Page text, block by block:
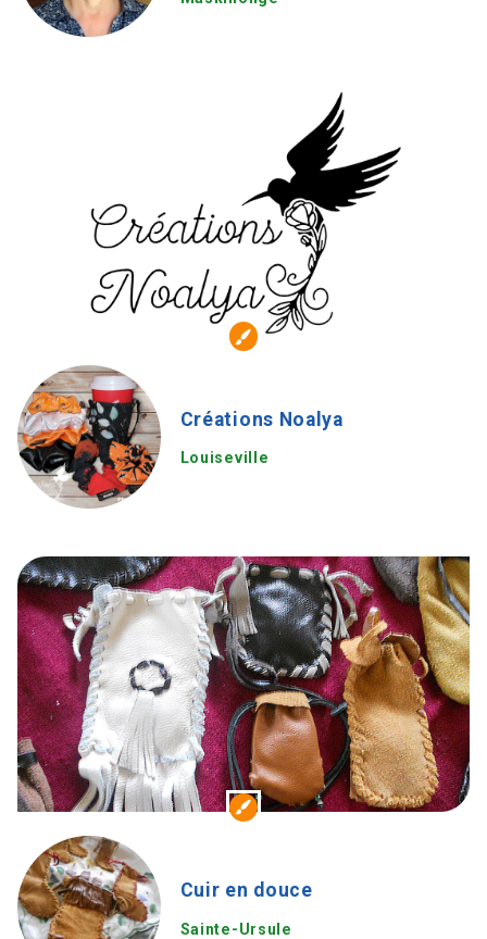
Créations Noalya
Louiseville
Cuir en douce
Sainte-Ursule